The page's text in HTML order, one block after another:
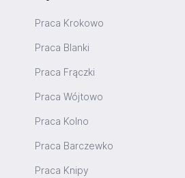
Praca Krokowo
Praca Blanki
Praca Frączki
Praca Wójtowo
Praca Kolno
Praca Barczewko
Praca Knipy